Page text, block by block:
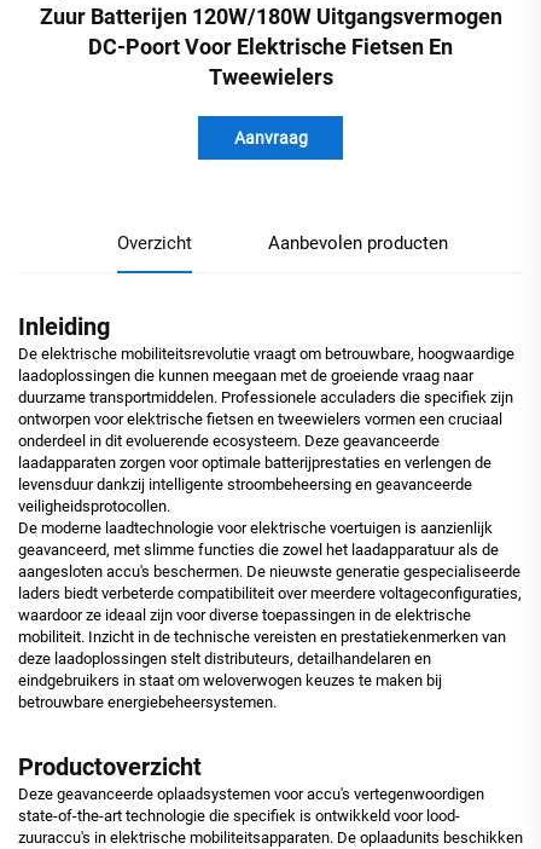
Zuur Batterijen 120W/180W Uitgangsvermogen
DC-Poort Voor Elektrische Fietsen En
Tweewielers
Aanvraag
Overzicht Aanbevolen producten
Inleiding
De elektrische mobiliteitsrevolutie vraagt om betrouwbare, hoogwaardige
laadoplossingen die kunnen meegaan met de groeiende vraag naar
duurzame transportmiddelen. Professionele acculaders die specifiek zijn
ontworpen voor elektrische fietsen en tweewielers vormen een cruciaal
onderdeel in dit evoluerende ecosysteem. Deze geavanceerde
laadapparaten zorgen voor optimale batterijprestaties en verlengen de
levensduur dankzij intelligente stroombeheersing en geavanceerde
veiligheidsprotocollen.
De moderne laadtechnologie voor elektrische voertuigen is aanzienlijk
geavanceerd, met slimme functies die zowel het laadapparatuur als de
aangesloten accu's beschermen. De nieuwste generatie gespecialiseerde
laders biedt verbeterde compatibiliteit over meerdere voltageconfiguraties,
waardoor ze ideaal zijn voor diverse toepassingen in de elektrische
mobiliteit. Inzicht in de technische vereisten en prestatiekenmerken van
deze laadoplossingen stelt distributeurs, detailhandelaren en
eindgebruikers in staat om weloverwogen keuzes te maken bij
betrouwbare energiebeheersystemen.
Productoverzicht
Deze geavanceerde oplaadsystemen voor accu's vertegenwoordigen
state-of-the-art technologie die specifiek is ontwikkeld voor lood-
zuuraccu's in elektrische mobiliteitsapparaten. De oplaadunits beschikken